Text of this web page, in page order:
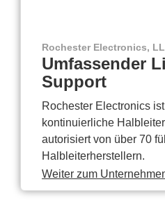
Rochester Electronics,
Umfassender
Support
Rochester Electronics
kontinuierliche
autorisiert von über 70
Halbleiterherstellern.
Weiter zum